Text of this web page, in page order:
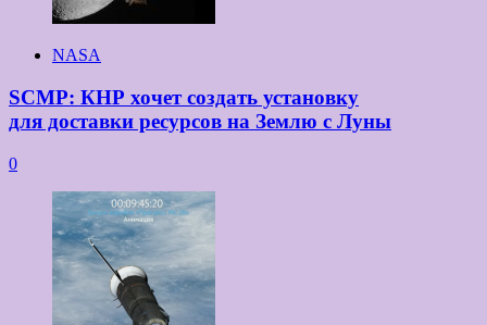
NASA
SCMP: КНР хочет создать установку
для доставки ресурсов на Землю с Луны
0